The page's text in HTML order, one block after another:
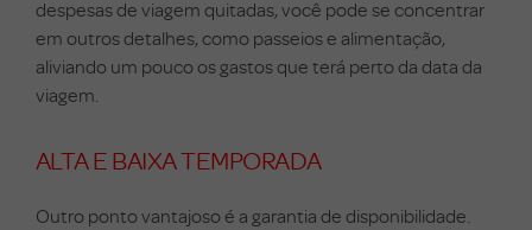
despesas de viagem quitadas, você pode se concentrar
em outros detalhes, como passeios e alimentação,
aliviando um pouco os gastos que terá perto da data da
viagem.
ALTA E BAIXA TEMPORADA
Outro ponto vantajoso é a garantia de disponibilidade.